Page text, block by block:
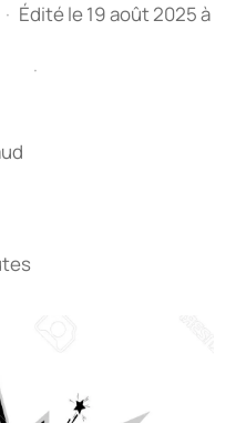
· Édité le 19 août 2025 à
·